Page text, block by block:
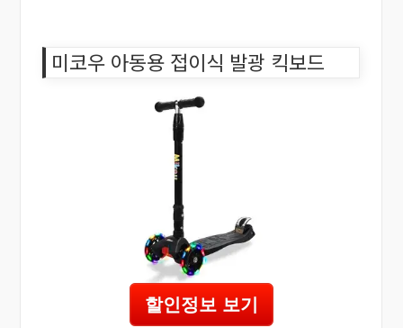
미코우 아동용 접이식 발광 킥보드
할인정보 보기